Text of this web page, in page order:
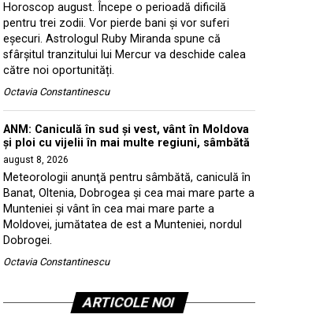
Horoscop august. Începe o perioadă dificilă
pentru trei zodii. Vor pierde bani și vor suferi
eșecuri. Astrologul Ruby Miranda spune că
sfârșitul tranzitului lui Mercur va deschide calea
către noi oportunități.
Octavia Constantinescu
ANM: Caniculă în sud și vest, vânt în Moldova
și ploi cu vijelii în mai multe regiuni, sâmbătă
august 8, 2026
Meteorologii anunţă pentru sâmbătă, caniculă în
Banat, Oltenia, Dobrogea şi cea mai mare parte a
Munteniei şi vânt în cea mai mare parte a
Moldovei, jumătatea de est a Munteniei, nordul
Dobrogei.
Octavia Constantinescu
ARTICOLE NOI